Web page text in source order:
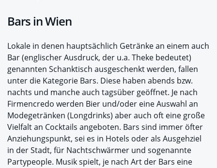
Bars in Wien
Lokale in denen hauptsächlich Getränke an einem auch
Bar (englischer Ausdruck, der u.a. Theke bedeutet)
genannten Schanktisch ausgeschenkt werden, fallen
unter die Kategorie Bars. Diese haben abends bzw.
nachts und manche auch tagsüber geöffnet. Je nach
Firmencredo werden Bier und/oder eine Auswahl an
Modegetränken (Longdrinks) aber auch oft eine große
Vielfalt an Cocktails angeboten. Bars sind immer öfter
Anziehungspunkt, sei es in Hotels oder als Ausgehziel
in der Stadt, für Nachtschwärmer und sogenannte
Partypeople. Musik spielt, je nach Art der Bars eine